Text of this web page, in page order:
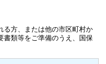
る方、または他の市区町村か
書類等をご準備のうえ、国保